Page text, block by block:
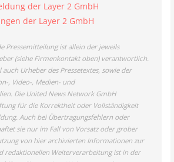
der Layer 2 GmbH
der Layer 2 GmbH
Pressemitteilung ist allein der jeweils
(siehe Firmenkontakt oben) verantwortlich.
auch Urheber des Pressetextes, sowie der
, Video-, Medien- und
Die United News Network GmbH
für die Korrektheit oder Vollständigkeit
Auch bei Übertragungsfehlern oder
sie nur im Fall von Vorsatz oder grober
von hier archivierten Informationen zur
redaktionellen Weiterverarbeitung ist in der